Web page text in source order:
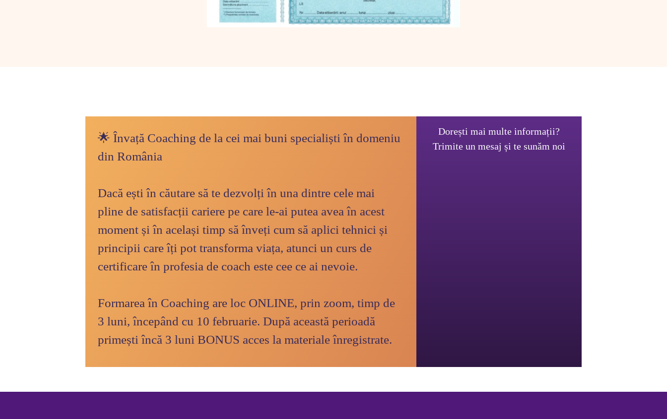
🌟 Învață Coaching de la cei mai buni specialiști în domeniu
din România
Dacă ești în căutare să te dezvolți în una dintre cele mai
pline de satisfacții cariere pe care le-ai putea avea în acest
moment și în același timp să înveți cum să aplici tehnici și
principii care îți pot transforma viața, atunci un curs de
Formarea în Coaching are loc ONLINE, prin zoom, timp de
3 luni, începând cu 10 februarie. După această perioadă
Dorești mai multe informații?
Trimite un mesaj și te sunăm noi